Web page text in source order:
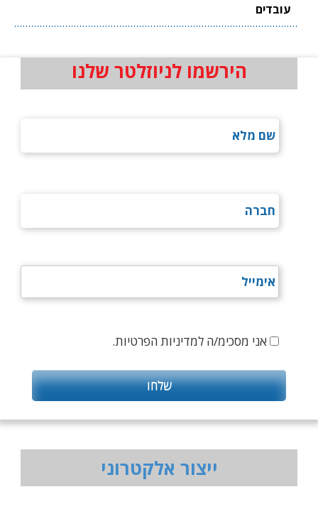
עובדים
הירשמו לניוזלטר שלנו
אני מסכימ/ה למדיניות הפרטיות.
ייצור אלקטרוני